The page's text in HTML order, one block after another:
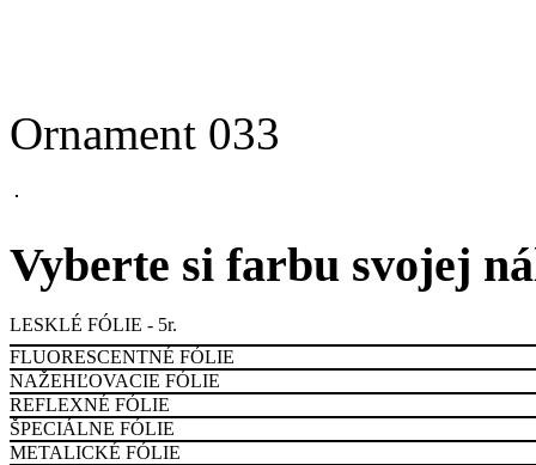
Ornament 033
Vyberte si farbu svojej
LESKLÉ FÓLIE - 5r.
FLUORESCENTNÉ FÓLIE
NAŽEHĽOVACIE FÓLIE
REFLEXNÉ FÓLIE
ŠPECIÁLNE FÓLIE
METALICKÉ FÓLIE